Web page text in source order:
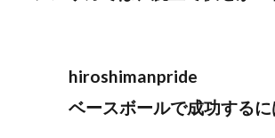
hiroshimanpride
ベースボールで成功する